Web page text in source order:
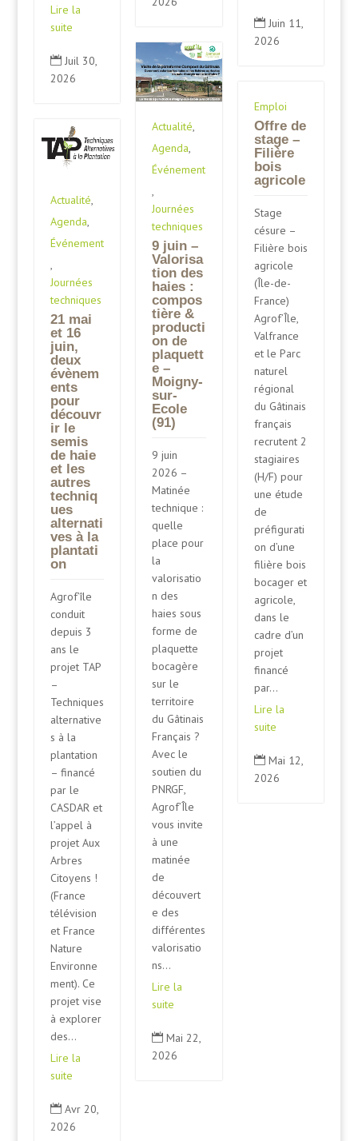
Lire la
suite
 Juil 30,
2026
 Juin 11,
2026
Actualité,
Agenda,
Événement
,
Journées
techniques
9 juin –
Valorisa
tion des
haies :
compos
tière &
producti
on de
plaquett
e –
Moigny-
sur-
Ecole
(91)
9 juin
2026 –
Matinée
technique :
quelle
place pour
la
valorisatio
n des
haies sous
forme de
plaquette
bocagère
sur le
territoire
du Gâtinais
Français ?
Avec le
soutien du
PNRGF,
Agrof’Île
vous invite
à une
matinée
de
découvert
e des
différentes
valorisatio
ns...
Lire la
suite
 Mai 22,
2026
Emploi
Offre de
stage –
Filière
bois
agricole
Stage
césure –
Filière bois
agricole
(Île-de-
France)
Agrof’Île,
Valfrance
et le Parc
naturel
régional
du Gâtinais
français
recrutent 2
stagiaires
(H/F) pour
une étude
de
préfigurati
on d’une
filière bois
bocager et
agricole,
dans le
cadre d’un
projet
financé
par...
Lire la
suite
 Mai 12,
2026
Actualité,
Agenda,
Événement
,
Journées
techniques
21 mai
et 16
juin,
deux
évènem
ents
pour
découvr
ir le
semis
de haie
et les
autres
techniq
ues
alternati
ves à la
plantati
on
Agrof’île
conduit
depuis 3
ans le
projet TAP
–
Techniques
alternative
s à la
plantation
– financé
par le
CASDAR et
l’appel à
projet Aux
Arbres
Citoyens !
(France
télévision
et France
Nature
Environne
ment). Ce
projet vise
à explorer
des...
Lire la
suite
 Avr 20,
2026